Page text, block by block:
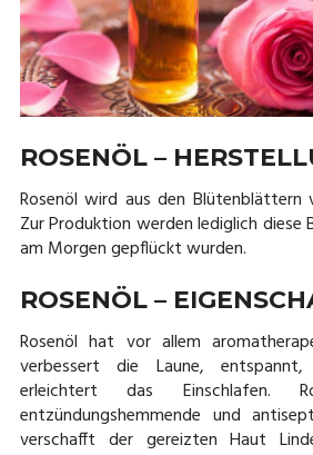
ROSENÖL –
Rosenöl wird aus den Blütenblättern
Zur Produktion werden lediglich
am Morgen gepflückt wurden.
ROSENÖL –
Rosenöl hat vor allem
verbessert die Laune,
erleichtert das Einschlafen.
entzündungshemmende und
verschafft der gereizten Haut